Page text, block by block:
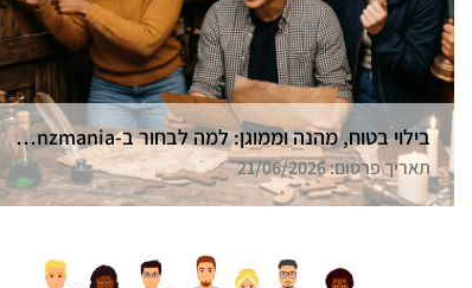
בילוי בטוח, מהנה וממוגן: למה לבחור ב-Funzmania לחדר הבריחה הבא שלכם בצפון?
תאריך פרסום: 21/06/2026